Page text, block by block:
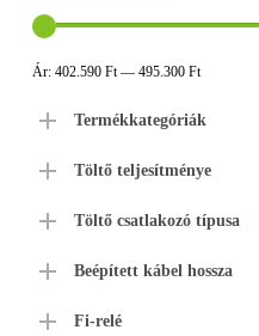
Ár: 402.590 Ft— 495.300 Ft
Termékkategóriák
Töltő teljesítménye
Töltő csatlakozó típusa
Beépített kábel hossza
Fi-relé